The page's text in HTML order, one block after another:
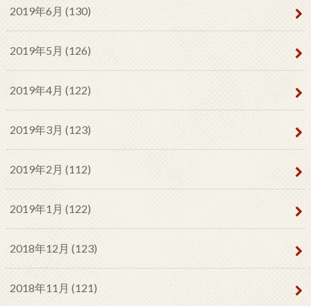
2019年6月 (130)
2019年5月 (126)
2019年4月 (122)
2019年3月 (123)
2019年2月 (112)
2019年1月 (122)
2018年12月 (123)
2018年11月 (121)